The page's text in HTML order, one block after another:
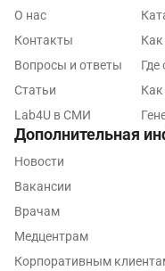
Дзержинский
Дмитров
Домодедово
Звенигород
О нас
Контакты
Вопросы и ответы
Статьи
Lab4U в СМИ
Как
Где
Дополнительная
Новости
Вакансии
Врачам
Медцентрам
Корпоративным